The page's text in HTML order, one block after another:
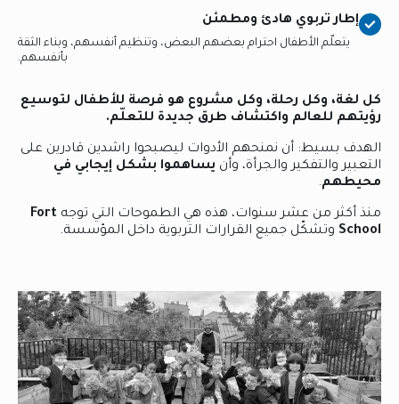
إطار تربوي هادئ ومطمئن
يتعلّم الأطفال احترام بعضهم البعض، وتنظيم أنفسهم، وبناء الثقة
بأنفسهم.
كل لغة، وكل رحلة، وكل مشروع هو فرصة للأطفال لتوسيع
رؤيتهم للعالم واكتشاف طرق جديدة للتعلّم.
الهدف بسيط: أن نمنحهم الأدوات ليصبحوا راشدين قادرين على
التعبير والتفكير والجرأة، وأن يساهموا بشكل إيجابي في
محيطهم.
منذ أكثر من عشر سنوات، هذه هي الطموحات التي توجه Fort
School وتشكّل جميع القرارات التربوية داخل المؤسسة.